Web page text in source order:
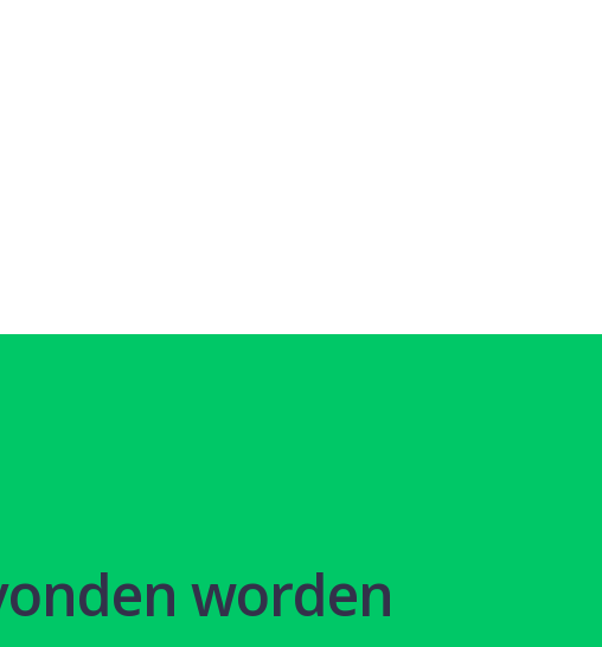
worden